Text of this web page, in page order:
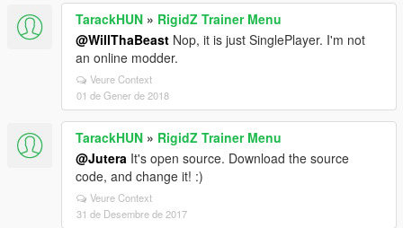
TarackHUN » RigidZ Trainer Menu
@WillThaBeast Nop, it is just SinglePlayer. I'm not
an online modder.
Veure Context
01 de Gener de 2018
TarackHUN » RigidZ Trainer Menu
@Jutera It's open source. Download the source
code, and change it! :)
Veure Context
31 de Desembre de 2017